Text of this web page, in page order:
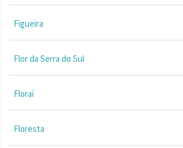
Figueira
Flor da Serra do Sul
Floraí
Floresta